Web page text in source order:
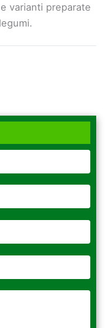
varianti preparate